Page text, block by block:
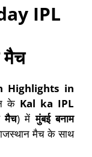
IPL
मैच
Highlights in
के Kal ka IPL
मैच) मेंमुंबई बनाम
मैच के साथ